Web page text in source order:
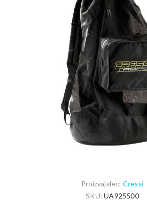
Proizvajalec: Cressi
SKU: UA925500